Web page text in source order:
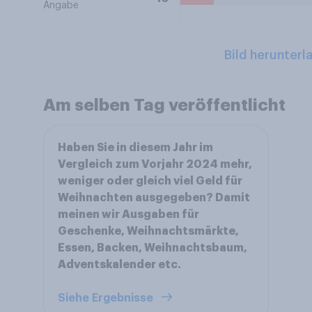
Angabe
Bild
Am selben Tag veröffentlicht
Haben Sie in diesem Jahr im
Vergleich zum Vorjahr 2024 mehr,
weniger oder gleich viel Geld für
Weihnachten ausgegeben? Damit
meinen wir Ausgaben für
Geschenke, Weihnachtsmärkte,
Essen, Backen, Weihnachtsbaum,
Adventskalender etc.
Siehe Ergebnisse